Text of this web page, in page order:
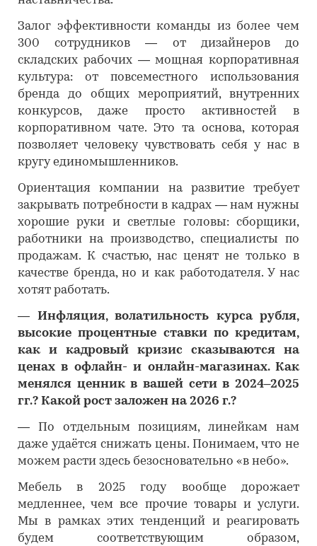
Залог эффективности команды из более чем
300 сотрудников — от дизайнеров до
складских рабочих — мощная корпоративная
культура: от повсеместного использования
бренда до общих мероприятий, внутренних
конкурсов, даже просто активностей в
корпоративном чате. Это та основа, которая
позволяет человеку чувствовать себя у нас в
кругу единомышленников.
Ориентация компании на развитие требует
закрывать потребности в кадрах — нам нужны
хорошие руки и светлые головы: сборщики,
работники на производство, специалисты по
продажам. К счастью, нас ценят не только в
качестве бренда, но и как работодателя. У нас
хотят работать.
―
Инфляция, волатильность курса рубля,
высокие процентные ставки по кредитам,
как и кадровый кризис сказываются на
ценах в офлайн- и онлайн-магазинах. Как
менялся ценник в вашей сети в 2024–2025
гг.? Какой рост заложен на 2026 г.?
―
По отдельным позициям, линейкам нам
даже удаётся снижать цены. Понимаем, что не
можем расти здесь безосновательно «в небо».
Мебель в 2025 году вообще дорожает
медленнее, чем все прочие товары и услуги.
Мы в рамках этих тенденций и реагировать
будем соответствующим образом,